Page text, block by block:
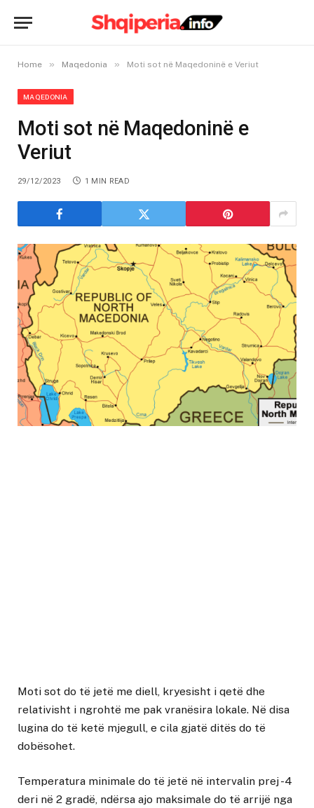
Home » Maqedonia » Moti sot në Maqedoninë e Veriut
MAQEDONIA
Moti sot në Maqedoninë e
Veriut
29/12/2023 1 MIN READ
Moti sot do të jetë me diell, kryesisht i qetë dhe
relativisht i ngrohtë me pak vranësira lokale. Në disa
lugina do të ketë mjegull, e cila gjatë ditës do të
dobësohet.
Temperatura minimale do të jetë në intervalin prej -4
deri në 2 gradë, ndërsa ajo maksimale do të arrijë nga